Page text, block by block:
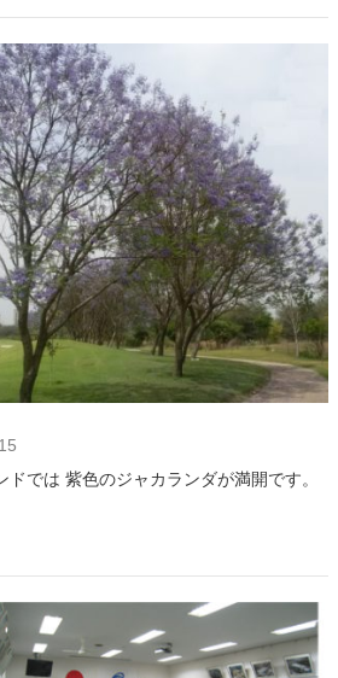
では 紫色のジャカランダが満開です。